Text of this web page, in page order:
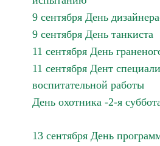
9 сентября День
9 сентября День танкиста
11 сентября День
11 сентября Дент
воспитательной работы
День охотника -2-я
13 сентября День